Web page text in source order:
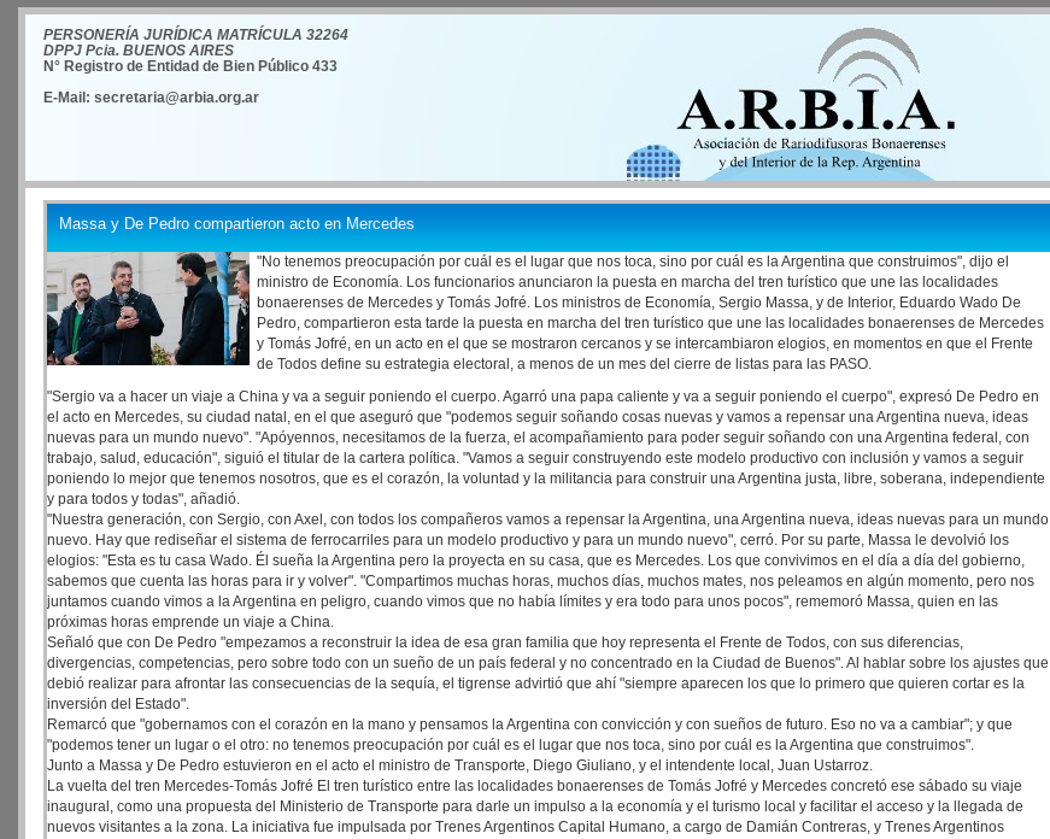
PERSONERÍA JURÍDICA MATRÍCULA 32264
DPPJ Pcia. BUENOS AIRES
N° Registro de Entidad de Bien Público 433
E-Mail: secretaria@arbia.org.ar
Massa y De Pedro compartieron acto en Mercedes
"No tenemos preocupación por cuál es el lugar que nos toca, sino por cuál es la Argentina que construimos", dijo el
ministro de Economía. Los funcionarios anunciaron la puesta en marcha del tren turístico que une las localidades
bonaerenses de Mercedes y Tomás Jofré. Los ministros de Economía, Sergio Massa, y de Interior, Eduardo Wado De
Pedro, compartieron esta tarde la puesta en marcha del tren turístico que une las localidades bonaerenses de Mercedes
y Tomás Jofré, en un acto en el que se mostraron cercanos y se intercambiaron elogios, en momentos en que el Frente
de Todos define su estrategia electoral, a menos de un mes del cierre de listas para las PASO.
"Sergio va a hacer un viaje a China y va a seguir poniendo el cuerpo. Agarró una papa caliente y va a seguir poniendo el cuerpo", expresó De Pedro en
el acto en Mercedes, su ciudad natal, en el que aseguró que "podemos seguir soñando cosas nuevas y vamos a repensar una Argentina nueva, ideas
nuevas para un mundo nuevo". "Apóyennos, necesitamos de la fuerza, el acompañamiento para poder seguir soñando con una Argentina federal, con
trabajo, salud, educación", siguió el titular de la cartera política. "Vamos a seguir construyendo este modelo productivo con inclusión y vamos a seguir
poniendo lo mejor que tenemos nosotros, que es el corazón, la voluntad y la militancia para construir una Argentina justa, libre, soberana, independiente
y para todos y todas", añadió.
"Nuestra generación, con Sergio, con Axel, con todos los compañeros vamos a repensar la Argentina, una Argentina nueva, ideas nuevas para un mundo
nuevo. Hay que rediseñar el sistema de ferrocarriles para un modelo productivo y para un mundo nuevo", cerró. Por su parte, Massa le devolvió los
elogios: "Esta es tu casa Wado. Él sueña la Argentina pero la proyecta en su casa, que es Mercedes. Los que convivimos en el día a día del gobierno,
sabemos que cuenta las horas para ir y volver". "Compartimos muchas horas, muchos días, muchos mates, nos peleamos en algún momento, pero nos
juntamos cuando vimos a la Argentina en peligro, cuando vimos que no había límites y era todo para unos pocos", rememoró Massa, quien en las
próximas horas emprende un viaje a China.
Señaló que con De Pedro "empezamos a reconstruir la idea de esa gran familia que hoy representa el Frente de Todos, con sus diferencias,
divergencias, competencias, pero sobre todo con un sueño de un país federal y no concentrado en la Ciudad de Buenos". Al hablar sobre los ajustes que
debió realizar para afrontar las consecuencias de la sequía, el tigrense advirtió que ahí "siempre aparecen los que lo primero que quieren cortar es la
inversión del Estado".
Remarcó que "gobernamos con el corazón en la mano y pensamos la Argentina con convicción y con sueños de futuro. Eso no va a cambiar"; y que
"podemos tener un lugar o el otro: no tenemos preocupación por cuál es el lugar que nos toca, sino por cuál es la Argentina que construimos".
Junto a Massa y De Pedro estuvieron en el acto el ministro de Transporte, Diego Giuliano, y el intendente local, Juan Ustarroz.
La vuelta del tren Mercedes-Tomás Jofré El tren turístico entre las localidades bonaerenses de Tomás Jofré y Mercedes concretó ese sábado su viaje
inaugural, como una propuesta del Ministerio de Transporte para darle un impulso a la economía y el turismo local y facilitar el acceso y la llegada de
nuevos visitantes a la zona. La iniciativa fue impulsada por Trenes Argentinos Capital Humano, a cargo de Damián Contreras, y Trenes Argentinos